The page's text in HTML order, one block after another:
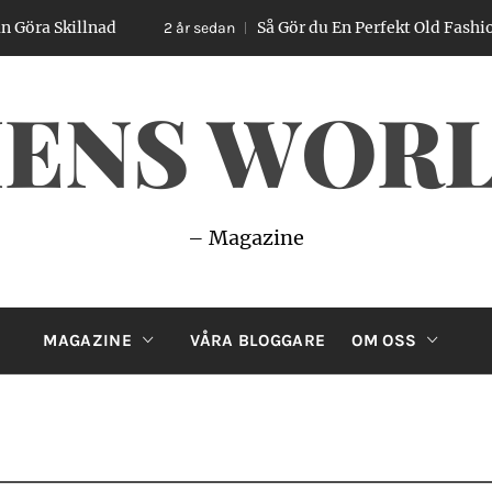
2 år sedan Så Gör du En Perfekt Old Fashioned –
– Magazine
MAGAZINE VÅRA BLOGGARE OM OSS